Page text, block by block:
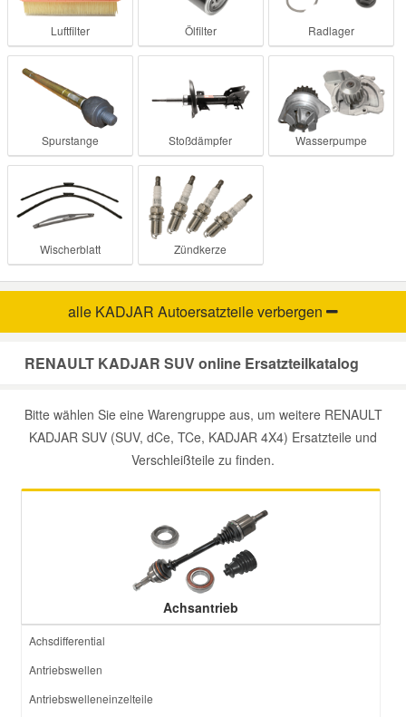
Luftfilter Ölfilter Radlager
Spurstange Stoßdämpfer Wasserpumpe
Wischerblatt Zündkerze
alle KADJAR Autoersatzteileverbergen
RENAULT KADJAR SUV online Ersatzteilkatalog
Bitte wählen Sie eine Warengruppe aus, um weitere RENAULT
KADJAR SUV (SUV, dCe, TCe, KADJAR 4X4) Ersatzteile und
Verschleißteile zu finden.
Achsantrieb
Achsdifferential
Antriebswellen
Antriebswelleneinzelteile
Mazda Ersatzteile
Mercedes Ersatzteile
Mini Ersatzteile
Mitsubishi Ersatzteile
Nissan Ersatzteile
Smart Ersatzteile
Toyota Ersatzteile
Vauxhall Ersatzteile